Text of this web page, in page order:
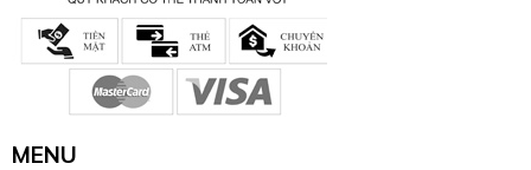
MENU